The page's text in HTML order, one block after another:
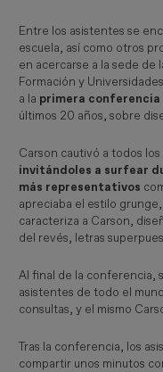
Entre los asistentes se
escuela, así como otros
en acercarse a la sede de
Formación y
a la primera conferencia
últimos 20 años, sobre
Carson cautivó a todos
invitándoles a surfear
más representativos
apreciaba el estilo
caracteriza a Carson,
del revés, letras
Al final de la conferencia,
asistentes de todo el
consultas, y el mismo
Tras la conferencia, los
compartir unos minutos